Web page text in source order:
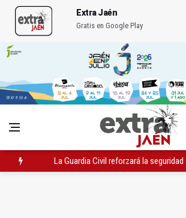
Extra Jaén
Gratis en Google Play
Denuncian que Cazorla se queda